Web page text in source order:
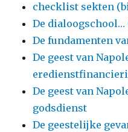
checklist sekten
De dialoogschool…
De fundamenten
De geest van
De geest van
godsdienst
De geestelijke